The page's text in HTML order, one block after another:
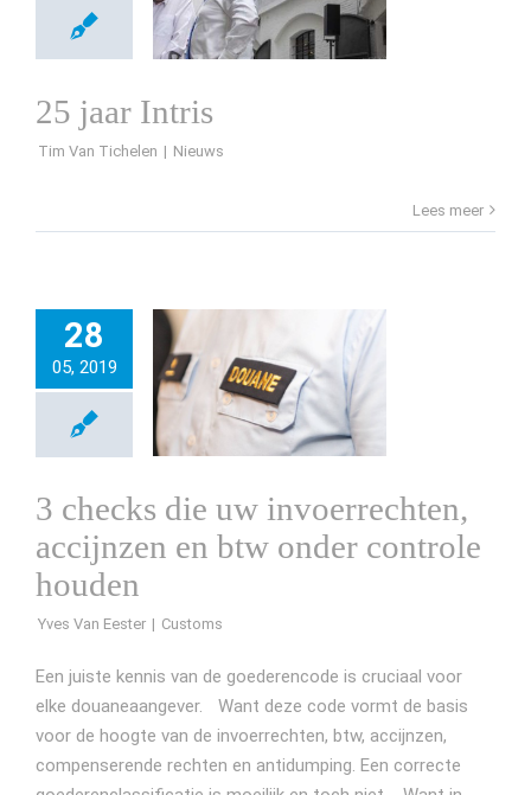
25 jaar Intris
Tim Van Tichelen
Lees meer
28
05, 2019
3 checks die uw invoerrechten,
accijnzen en btw onder controle
houden
Yves Van Eester
Een juiste kennis van de goederencode is cruciaal voor
elke douaneaangever. Want deze code vormt de basis
voor de hoogte van de invoerrechten, btw, accijnzen,
compenserende rechten en antidumping. Een correcte